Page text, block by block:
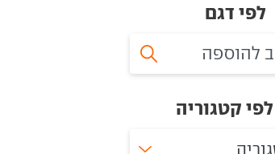
לפי דגם
קטגוריה